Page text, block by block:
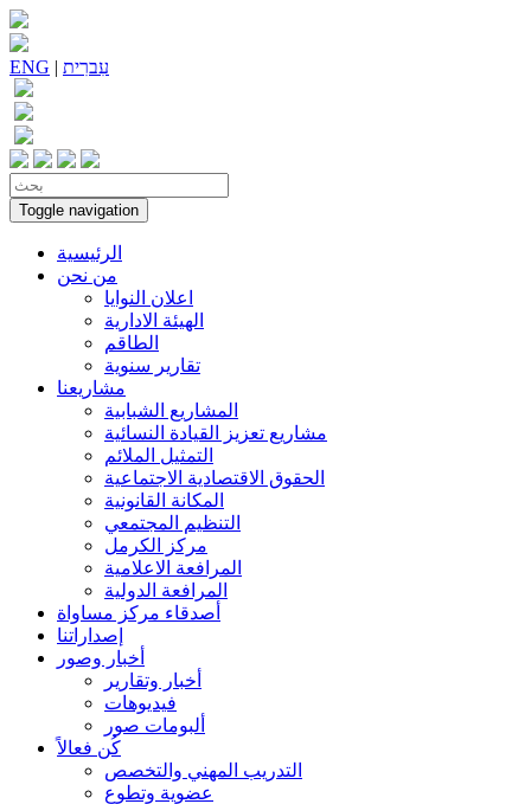
ENG | עִברִית
Toggle navigation
الرئيسية
من نحن
اعلان النوايا
الهيئة الادارية
الطاقم
تقارير سنوية
مشاريعنا
المشاريع الشبابية
مشاريع تعزيز القيادة النسائية
التمثيل الملائم
الحقوق الاقتصادية الاجتماعية
المكانة القانونية
التنظيم المجتمعي
مركز الكرمل
المرافعة الاعلامية
المرافعة الدولية
أصدقاء مركز مساواة
إصداراتنا
أخبار وصور
أخبار وتقارير
فيديوهات
ألبومات صور
كُن فعالاً
التدريب المهني والتخصص
عضوية وتطوع